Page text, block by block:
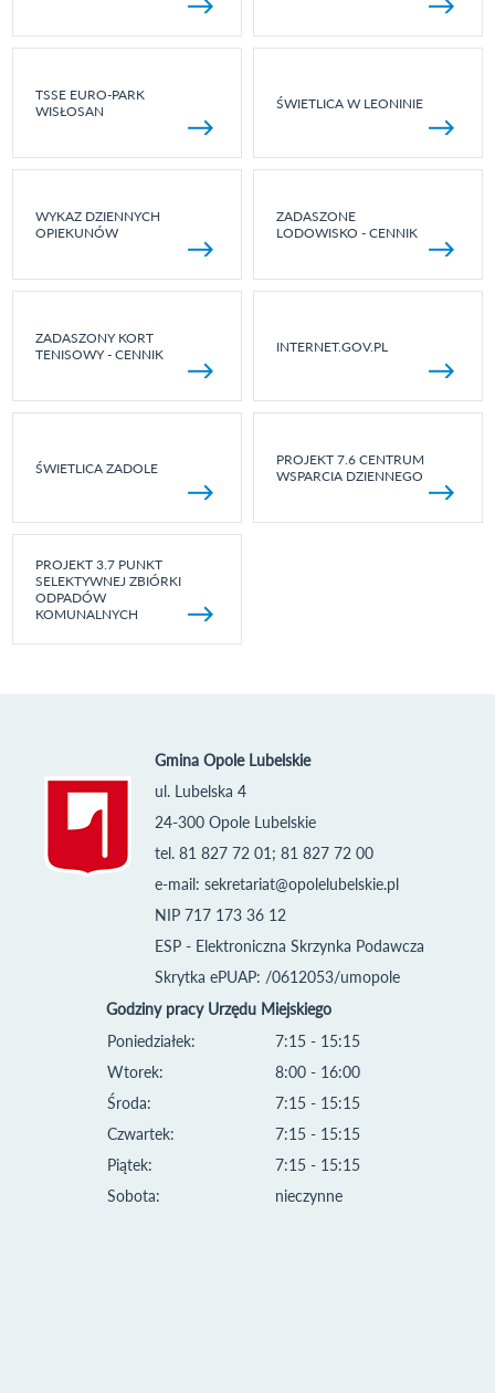
TSSE EURO-PARK
WISŁOSAN
ŚWIETLICA W LEONINIE
WYKAZ DZIENNYCH
OPIEKUNÓW
ZADASZONE
LODOWISKO - CENNIK
ZADASZONY KORT
TENISOWY - CENNIK
INTERNET.GOV.PL
ŚWIETLICA ZADOLE
PROJEKT 7.6 CENTRUM
WSPARCIA DZIENNEGO
PROJEKT 3.7 PUNKT
SELEKTYWNEJ ZBIÓRKI
ODPADÓW
KOMUNALNYCH
Gmina Opole Lubelskie
ul. Lubelska 4
24-300 Opole Lubelskie
tel. 81 827 72 01; 81 827 72 00
e-mail: sekretariat@opolelubelskie.pl
NIP 717 173 36 12
ESP - Elektroniczna Skrzynka Podawcza
Skrytka ePUAP: /0612053/umopole
Godziny pracy Urzędu Miejskiego
Poniedziałek:
Wtorek:
Środa:
Czwartek:
Piątek:
Sobota:
7:15 - 15:15
8:00 - 16:00
7:15 - 15:15
7:15 - 15:15
7:15 - 15:15
nieczynne